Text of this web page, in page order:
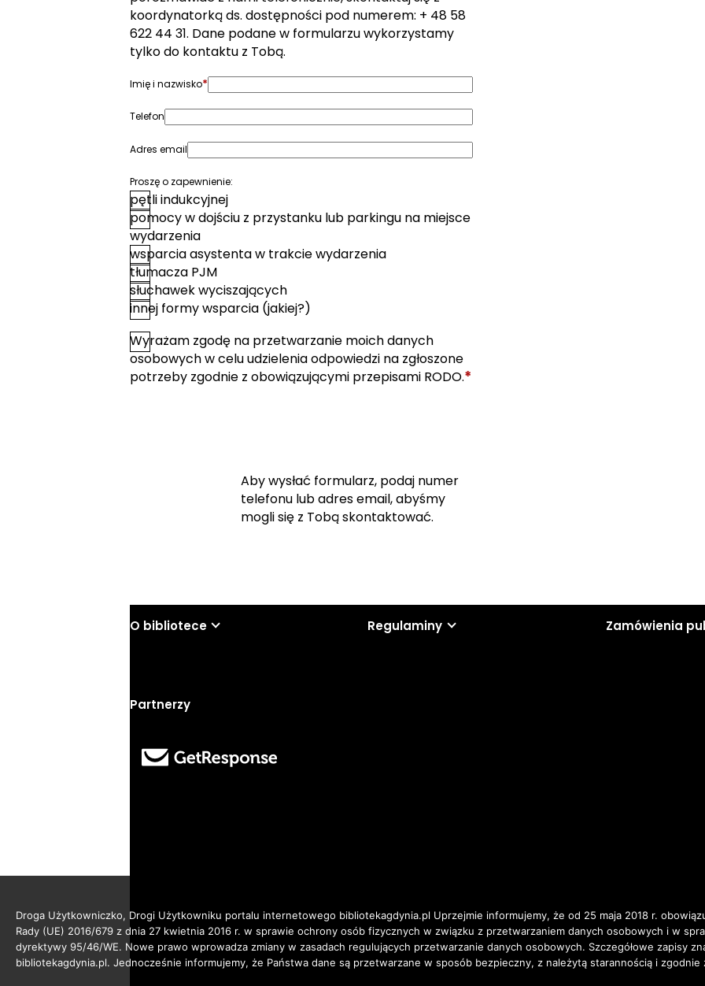
koordynatorką ds. dostępności pod numerem: + 48 58
622 44 31. Dane podane w formularzu wykorzystamy
tylko do kontaktu z Tobą.
Imię i nazwisko*
Telefon
Adres email
Proszę o zapewnienie:
pętli indukcyjnej
pomocy w dojściu z przystanku lub parkingu na miejsce
wydarzenia
wsparcia asystenta w trakcie wydarzenia
tłumacza PJM
słuchawek wyciszających
innej formy wsparcia (jakiej?)
Zgoda*
Wyrażam zgodę na przetwarzanie moich danych
osobowych w celu udzielenia odpowiedzi na zgłoszone
potrzeby zgodnie z obowiązującymi przepisami RODO.*
Aby wysłać formularz, podaj numer
telefonu lub adres email, abyśmy
mogli się z Tobą skontaktować.
O bibliotece Regulaminy Zamówienia
Partnerzy
Droga Użytkowniczko, Drogi Użytkowniku portalu internetowego bibliotekagdynia.pl Uprzejmie informujemy, że od 25 maja 2018 r.
Rady (UE) 2016/679 z dnia 27 kwietnia 2016 r. w sprawie ochrony osób fizycznych w związku z przetwarzaniem danych osobowych i w
dyrektywy 95/46/WE. Nowe prawo wprowadza zmiany w zasadach regulujących przetwarzanie danych osobowych. Szczegółowe zapisy
bibliotekagdynia.pl. Jednocześnie informujemy, że Państwa dane są przetwarzane w sposób bezpieczny, z należytą starannością i zgodnie